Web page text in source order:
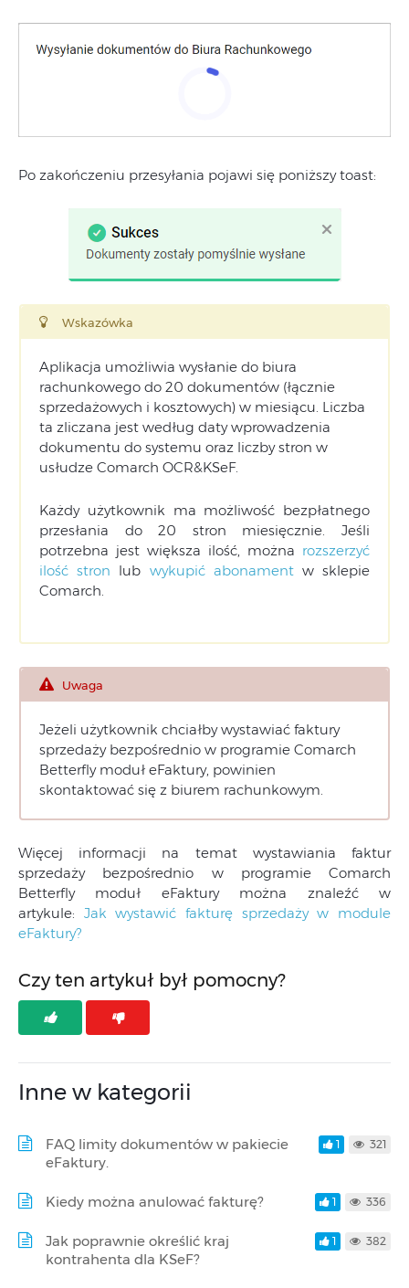
Po zakończeniu przesyłania pojawi się poniższy toast:
Wskazówka
Aplikacja umożliwia wysłanie do biura
rachunkowego do 20 dokumentów (łącznie
sprzedażowych i kosztowych) w miesiącu. Liczba
ta zliczana jest według daty wprowadzenia
dokumentu do systemu oraz liczby stron w
usłudze Comarch OCR&KSeF.
Każdy użytkownik ma możliwość bezpłatnego
przesłania do 20 stron miesięcznie. Jeśli
potrzebna jest większa ilość, można rozszerzyć
ilość stron lub wykupić abonamentw sklepie
Comarch.
Uwaga
Jeżeli użytkownik chciałby wystawiać faktury
sprzedaży bezpośrednio w programie Comarch
Betterfly moduł eFaktury, powinien
skontaktować się z biurem rachunkowym.
Więcej informacji na temat wystawiania faktur
sprzedaży bezpośrednio w programie Comarch
Betterfly moduł eFaktury można znaleźć w
artykule: Jak wystawić fakturę sprzedaży w module
eFaktury?
Czy ten artykuł był pomocny?
Inne w kategorii
FAQ limity dokumentów w pakiecie
eFaktury.
1 321
Kiedy można anulować fakturę? 1 336
Jak poprawnie określić kraj
kontrahenta dla KSeF?
1 382